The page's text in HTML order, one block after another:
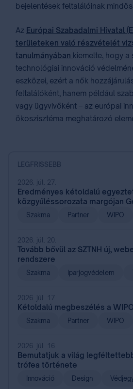
bejelentések feltalálóinak
Az Európai Szabadalmi Hivatal
területeken való részvételét
tanulmányában kiemelte, hogy a
technológiai innováció
eszközei, ezért a nők
feltalálóként, hanem például
vagy ügyvivőként – az európai
ökoszisztéma meghatározó
LEGFRISSEBB
2026. júl. 27.
Eredményes kétoldalú
közgyűléssorozata margójan
Szakma Partner WIPO
2026. júl. 20.
Tovább bővül az SZTNH új,
rendszere
Szakma Iparjogvédelem
2026. júl. 17.
Kétoldalú megbeszélés a
Szakma Partner WIPO
2026. júl. 16.
Bemutatjuk a világ
trófea története
Innováció Design